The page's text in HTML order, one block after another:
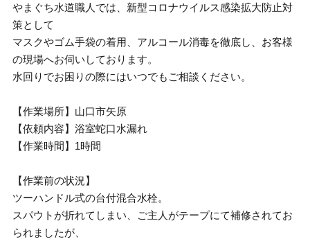
やまぐち水道職人では、新型コロナウイルス感染拡大防止対
策として
マスクやゴム手袋の着用、アルコール消毒を徹底し、お客様
の現場へお伺いしております。
水回りでお困りの際にはいつでもご相談ください。
【作業場所】山口市矢原
【依頼内容】浴室蛇口水漏れ
【作業時間】1時間
【作業前の状況】
ツーハンドル式の台付混合水栓。
スパウトが折れてしまい、ご主人がテープにて補修されてお
られましたが、